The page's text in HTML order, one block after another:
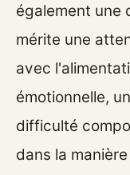
également une
mérite une
avec
émotionnelle,
difficulté
dans la